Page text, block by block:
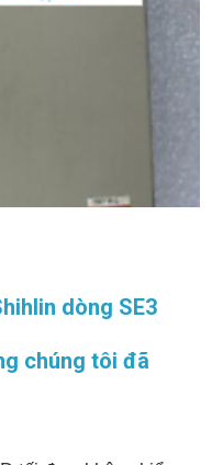
dòng SE3
chúng tôi đã